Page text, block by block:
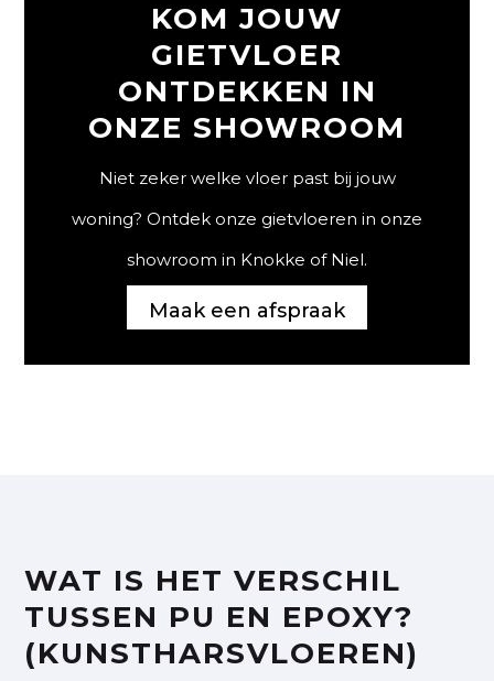
KOM JOUW
GIETVLOER
ONTDEKKEN IN
ONZE SHOWROOM
Niet zeker welke vloer past bij jouw
woning? Ontdek onze gietvloeren in onze
showroom in Knokke of Niel.
Maak een afspraak
WAT IS HET VERSCHIL
TUSSEN PU EN EPOXY?
(KUNSTHARSVLOEREN)